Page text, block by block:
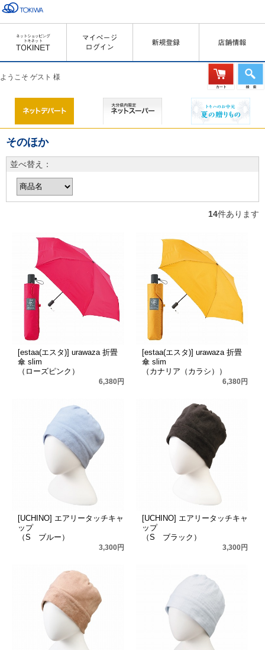
ようこそ ゲスト 様
そのほか
並べ替え：
14件あります
[estaa(エスタ)] urawaza 折畳
傘 slim
（ローズピンク）
6,380円
[estaa(エスタ)] urawaza 折畳
傘 slim
（カナリア（カラシ））
6,380円
[UCHINO] エアリータッチキャ
ップ
（S ブルー）
3,300円
[UCHINO] エアリータッチキャ
ップ
（S ブラック）
3,300円